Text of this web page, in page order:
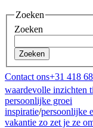
Zoeken
Zoeken
Zoeken
Contact ons+31 418
waardevolle inzichten
persoonlijke groei
inspiratie/persoonlijke
vakantie zo zet je ze